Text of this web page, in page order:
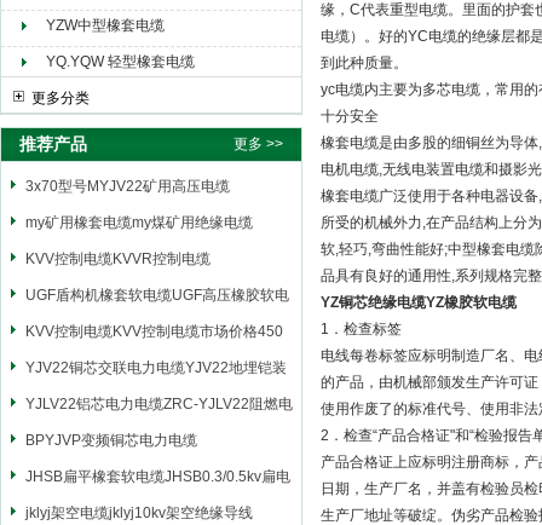
YZW中型橡套电缆
YQ.YQW 轻型橡套电缆
更多分类
推荐产品 更多 >>
3x70型号MYJV22矿用高压电缆
my矿用橡套电缆my煤矿用绝缘电缆
KVV控制电缆KVVR控制电缆
UGF盾构机橡套软电缆UGF高压橡胶软电
缆
KVV控制电缆KVV控制电缆市场价格450
YJV22铜芯交联电力电缆YJV22地埋铠装
电源电缆
YJLV22铝芯电力电缆ZRC-YJLV22阻燃电
力电缆
BPYJVP变频铜芯电力电缆
JHSB扁平橡套软电缆JHSB0.3/0.5kv扁电
缆
jklyj架空电缆jklyj10kv架空绝缘导线
缘，C代表重型电缆。里面的护套
电缆）。好的YC电缆的绝缘层都
到此种质量。
yc电缆内主要为多芯电缆，常用
十分安全
橡套电缆是由多股的细铜丝为导
电机电缆,无线电装置电缆和摄影
橡套电缆广泛使用于各种电器设
所受的机械外力,在产品结构上分
软,轻巧,弯曲性能好;中型橡套电
品具有良好的通用性,系列规格完
YZ铜芯绝缘电缆YZ橡胶软电缆
1．检查标签
电线每卷标签应标明制造厂名、
的产品，由机械部颁发生产许可
使用作废了的标准代号、使用非
2．检查“产品合格证"和“检验报告
产品合格证上应标明注册商标，
日期，生产厂名，并盖有检验员
生产厂地址等破绽。伪劣产品检